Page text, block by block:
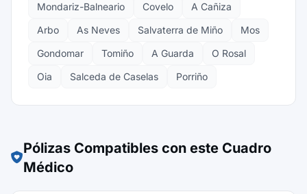
Mondariz-Balneario
Covelo
A Cañiza
Arbo
As Neves Salvaterra de Miño
Mos
Gondomar
Tomiño A Guarda
O Rosal
Oia
Salceda de Caselas Porriño
Pólizas Compatibles con este Cuadro
Médico